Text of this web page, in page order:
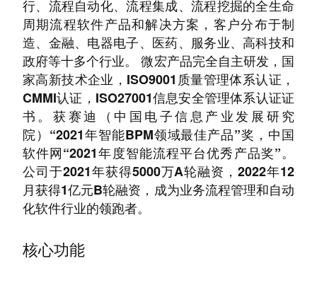
行、流程自动化、流程集成、流程挖掘的全生命
周期流程软件产品和解决方案，客户分布于制
造、金融、电器电子、医药、服务业、高科技和
政府等十多个行业。 微宏产品完全自主研发，国
家高新技术企业，ISO9001质量管理体系认证，
CMMI认证，ISO27001信息安全管理体系认证证
书。获赛迪（中国电子信息产业发展研究
院）“2021年智能BPM领域最佳产品”奖，中国
软件网“2021年度智能流程平台优秀产品奖”。
公司于2021年获得5000万A轮融资，2022年12
月获得1亿元B轮融资，成为业务流程管理和自动
化软件行业的领跑者。
核心功能